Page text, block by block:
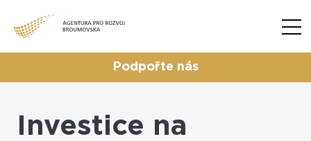
Investice na
Podpořte nás